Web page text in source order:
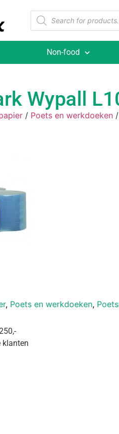
Non-food
Wypall
/ Poets en werkdoeken /
, Poets en werkdoeken,
klanten